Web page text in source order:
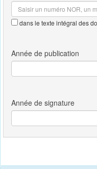
dans le texte intégral des